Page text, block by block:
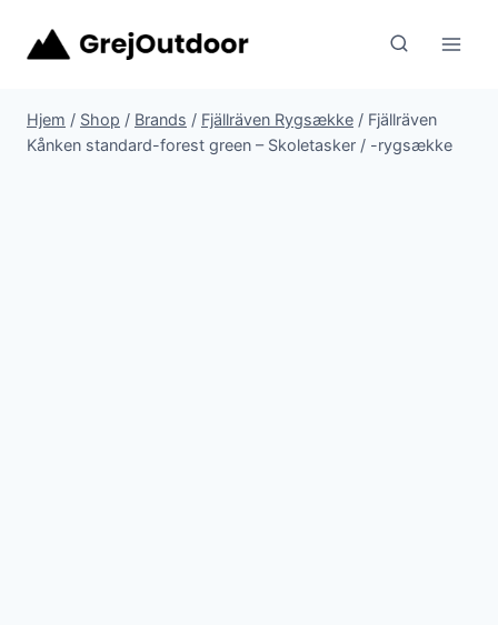
Hjem / Shop / Brands / Fjällräven Rygsække / Fjällräven
Kånken standard-forest green – Skoletasker / -rygsække